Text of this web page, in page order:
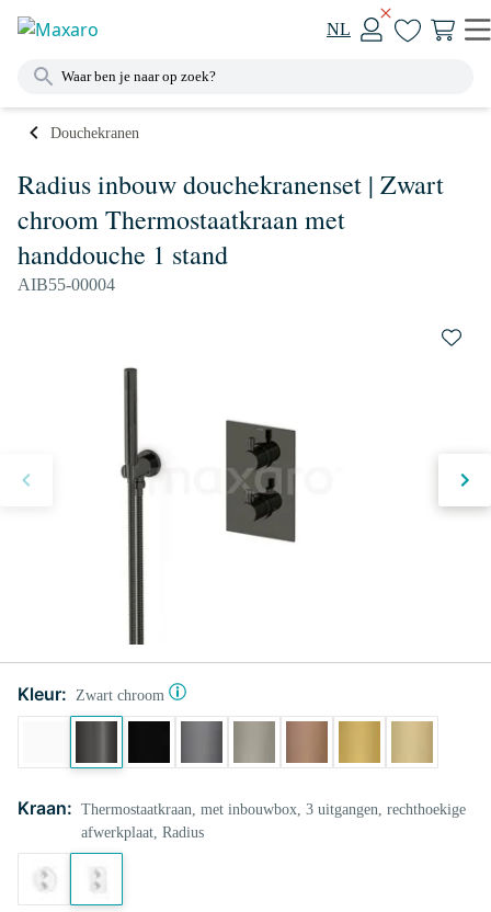
NL
Douchekranen
Radius inbouw douchekranenset | Zwart
chroom Thermostaatkraan met
handdouche 1 stand
AIB55-00004
Kleur: Zwart chroom
Kraan: Thermostaatkraan, met inbouwbox, 3 uitgangen, rechthoekige
afwerkplaat, Radius